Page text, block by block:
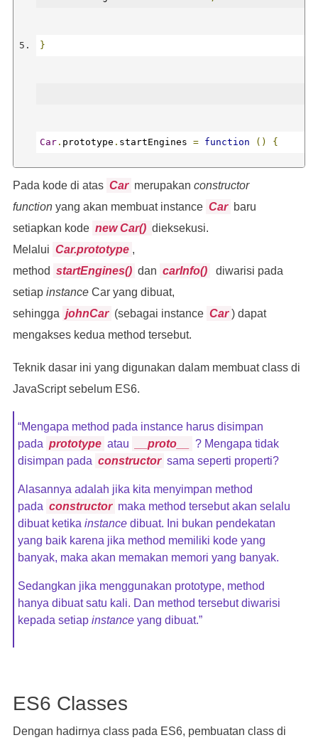
}
Car. prototype . startEngines = function () {
console. log( 'Mobil dinyalakan...'
};
Car prototype .info
console.log("Manufacture: " + this.
console.log("Engines: " + ( this.
Pada kode di atas Car merupakan constructor
functionyang akan membuat instance Car baru
setiapkan kode new Car() dieksekusi.
Melalui Car.prototype ,
method startEngines() dan carInfo()
diwarisi pada
setiap instanceCar yang dibuat,
sehingga johnCar (sebagai instance Car ) dapat
mengakses kedua method tersebut.
Teknik dasar ini yang digunakan dalam membuat class di
JavaScript sebelum ES6.
“Mengapa method pada instance harus disimpan
pada prototype atau __proto__
? Mengapa tidak
disimpan pada constructor sama seperti properti?
Alasannya adalah jika kita menyimpan method
pada constructor maka method tersebut akan selalu
dibuat ketika instancedibuat. Ini bukan pendekatan
yang baik karena jika method memiliki kode yang
banyak, maka akan memakan memori yang banyak.
Sedangkan jika menggunakan prototype, method
hanya dibuat satu kali. Dan method tersebut diwarisi
kepada setiap instanceyang dibuat.”
ES6 Classes
Dengan hadirnya class pada ES6, pembuatan class di